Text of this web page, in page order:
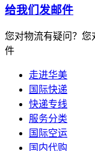
给我们发邮件
您对物流有疑问？您
件
走进华美
国际快递
快递专线
服务分类
国际空运
国内代购